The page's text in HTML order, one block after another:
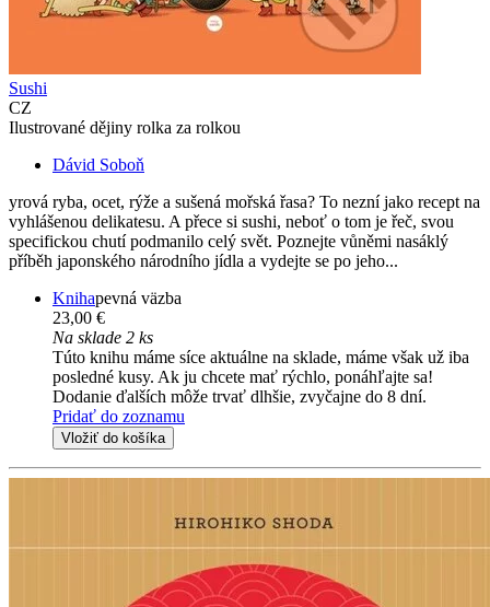
Sushi
CZ
Ilustrované dějiny rolka za rolkou
Dávid Soboň
yrová ryba, ocet, rýže a sušená mořská řasa? To nezní jako recept na
vyhlášenou delikatesu. A přece si sushi, neboť o tom je řeč, svou
specifickou chutí podmanilo celý svět. Poznejte vůněmi nasáklý
příběh japonského národního jídla a vydejte se po jeho...
Knihapevná väzba
23,00 €
Na sklade 2 ks
Túto knihu máme síce aktuálne na sklade, máme však už iba
posledné kusy. Ak ju chcete mať rýchlo, ponáhľajte sa!
Dodanie ďalších môže trvať dlhšie, zvyčajne do 8 dní.
Pridať do zoznamu
Vložiť do košíka